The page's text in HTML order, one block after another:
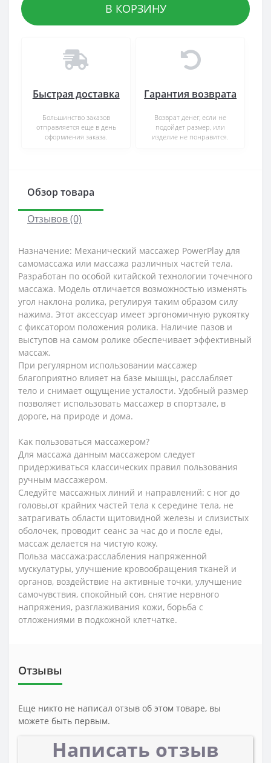
В КОРЗИНУ
Быстрая доставка
Большинство заказов
отправляется еще в день
оформления заказа.
Гарантия возврата
Возврат денег, если не
подойдет размер, или
изделие не понравится.
Обзор товара
Отзывов (0)
Назначение: Механический массажер PowerPlay для
самомассажа или массажа различных частей тела.
Разработан по особой китайской технологии точечного
массажа. Модель отличается возможностью изменять
угол наклона ролика, регулируя таким образом силу
нажима. Этот аксессуар имеет эргономичную рукоятку
с фиксатором положения ролика. Наличие пазов и
выступов на самом ролике обеспечивает эффективный
массаж.
При регулярном использовании массажер
благоприятно влияет на базе мышцы, расслабляет
тело и снимает ощущение усталости. Удобный размер
позволяет использовать массажер в спортзале, в
дороге, на природе и дома.
Как пользоваться массажером?
Для массажа данным массажером следует
придерживаться классических правил пользования
ручным массажером.
Следуйте массажных линий и направлений: с ног до
головы,от крайних частей тела к середине тела, не
затрагивать области щитовидной железы и слизистых
оболочек, проводит сеанс за час до и после еды,
массаж делается на чистую кожу.
Польза массажа:расслабления напряженной
мускулатуры, улучшение кровообращения тканей и
органов, воздействие на активные точки, улучшение
самочувствия, спокойный сон, снятие нервного
напряжения, разглаживания кожи, борьба с
отложениями в подкожной клетчатке.
Отзывы
Еще никто не написал отзыв об этом товаре, вы
можете быть первым.
Написать отзыв